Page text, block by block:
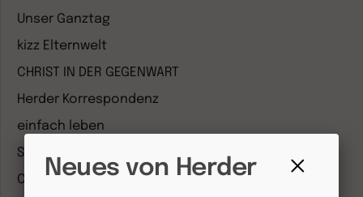
Unser Ganztag
kizz Elternwelt
CHRIST IN DER GEGENWART
Herder Korrespondenz
einfach leben
Stimmen der Zeit
COMMUNIO
Neues von Herder